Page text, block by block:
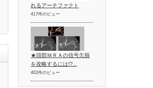
れるアーチファクト
417件のビュー
★頭部ＭＲＡの信号欠損
を攻略するには!?...
402件のビュー